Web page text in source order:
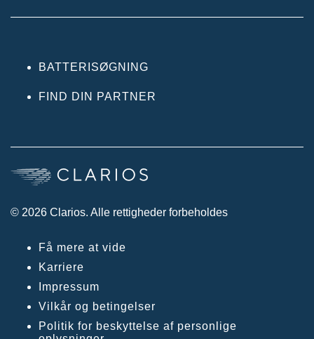
BATTERISØGNING
FIND DIN PARTNER
© 2026 Clarios. Alle rettigheder forbeholdes
Få mere at vide
Karriere
Impressum
Vilkår og betingelser
Politik for beskyttelse af personlige